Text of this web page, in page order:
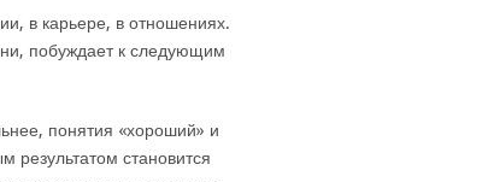
в карьере, в отношениях.
побуждает к следующим
понятия «хороший» и
результатом становится